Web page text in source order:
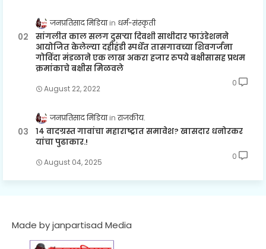
जनप्रतिसाद मिडिया धर्म-संस्कृती
सांगलीत काल सलग दुसऱ्या दिवशी साथीदार फाउंडेशनने
आयोजित केलेल्या दहीहंडी स्पर्धेत तासगावच्या शिवगर्जना
गोविंदा मंडळाने एक लाख अकरा हजार रुपये बक्षीसासह प्रथम
क्रमांकाचे बक्षीस मिळवले
August 22, 2022
0
जनप्रतिसाद मिडिया राजकीय.
१४ वादग्रस्त गावांचा महाराष्ट्रात समावेश? खासदार धनोरकर
यांचा पुढाकार.!
August 04, 2025
0
Made by janpartisad Media